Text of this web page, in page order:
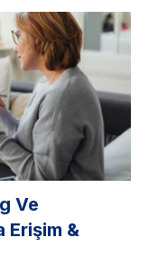
Ve
Erişim &